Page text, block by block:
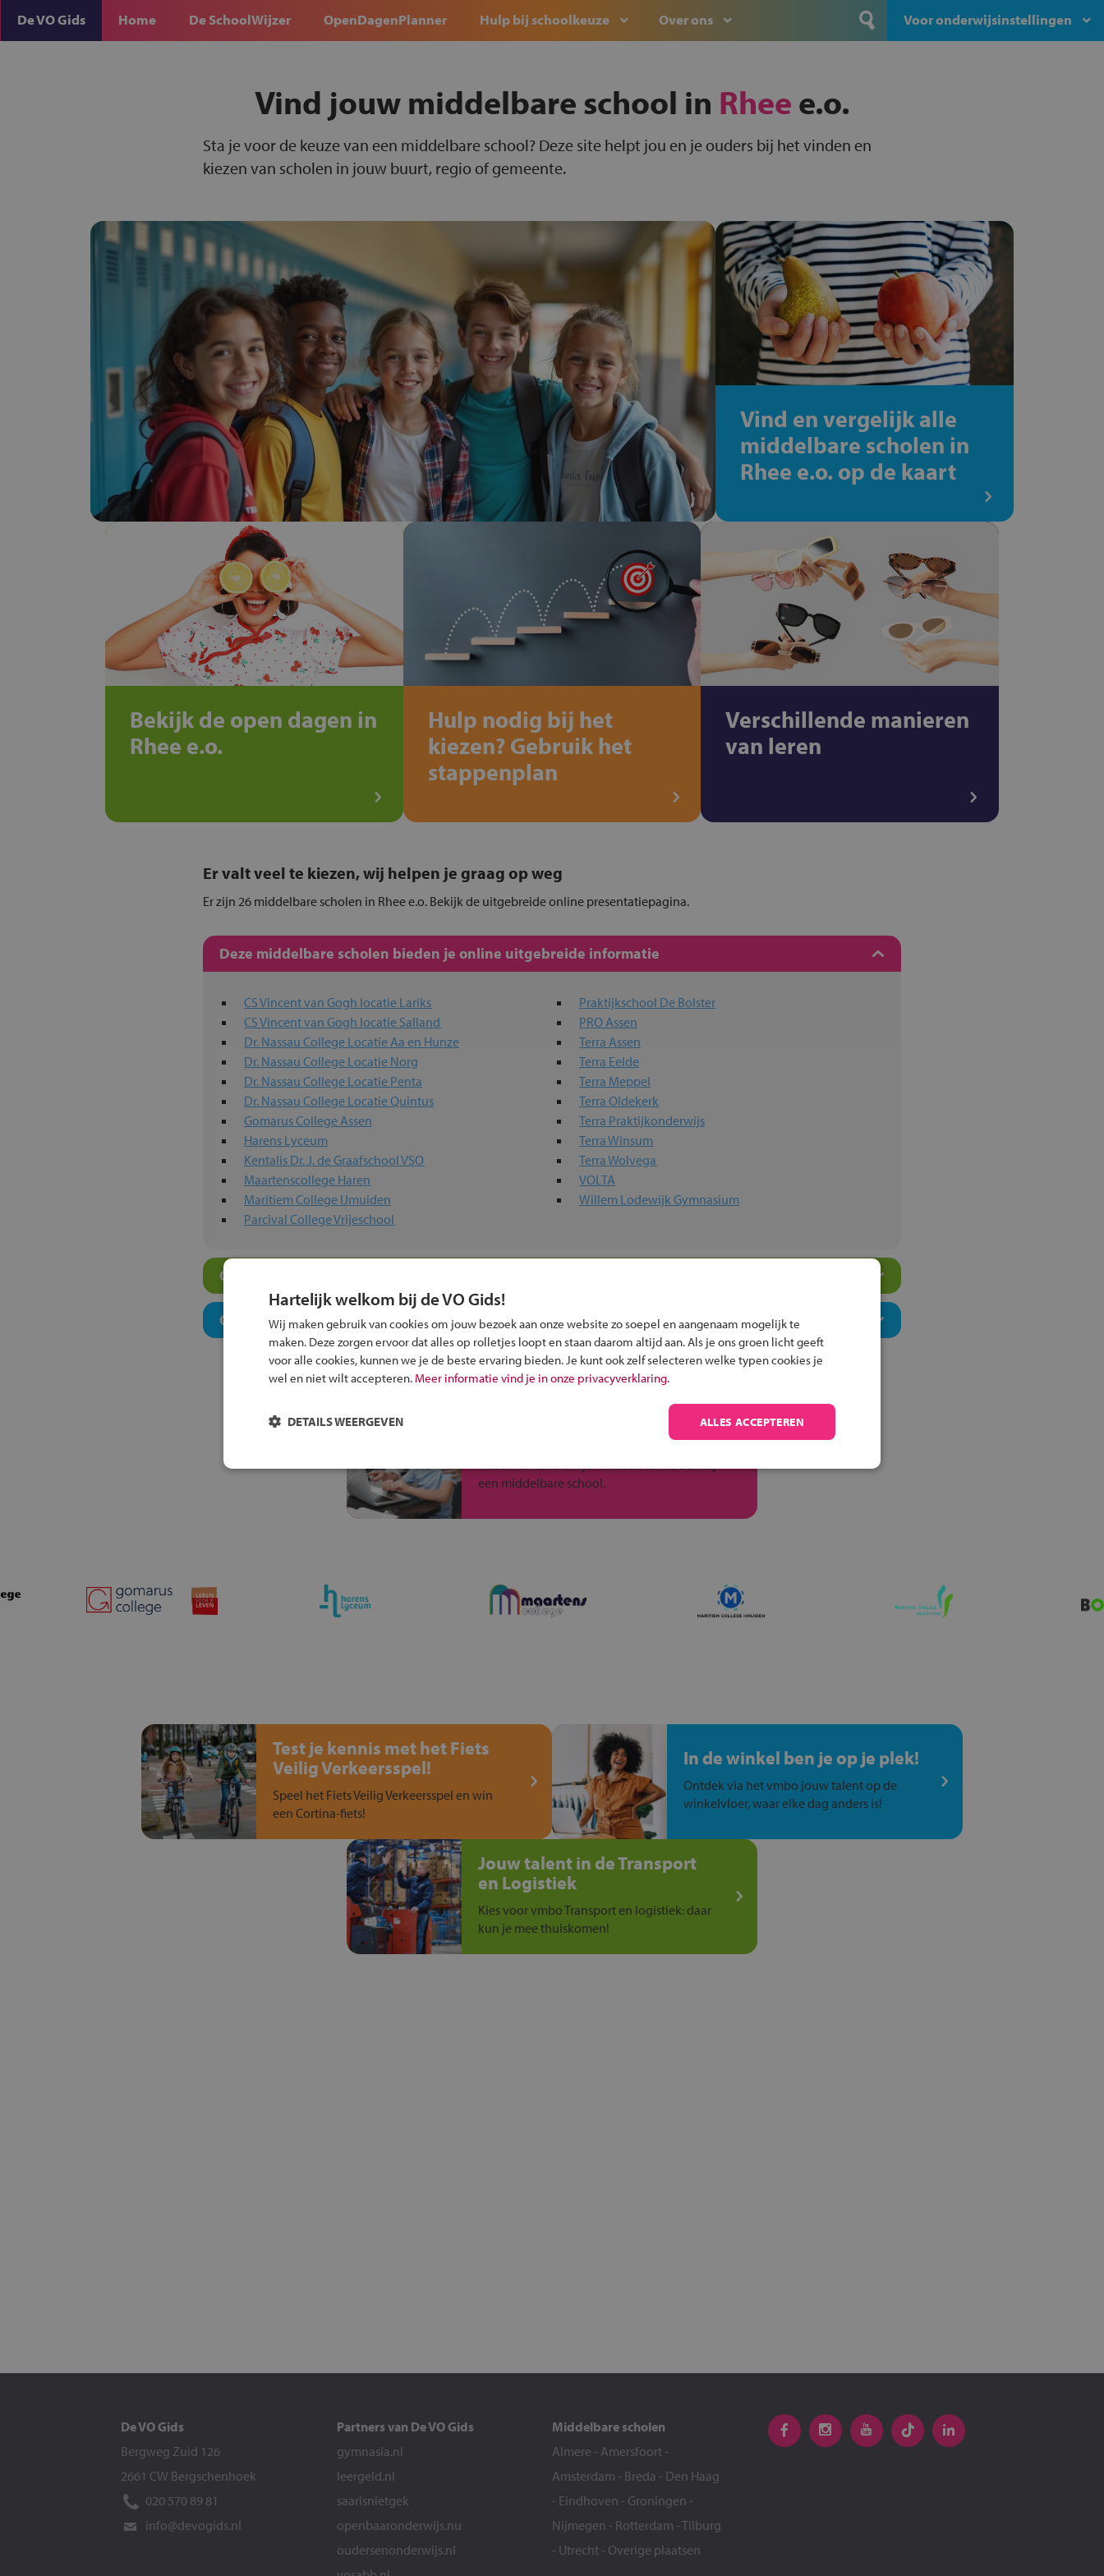
De VO Gids Home De SchoolWijzer OpenDagenPlanner Hulp bij schoolkeuze Over ons Voor onderwijsinstellingen
Vind jouw middelbare school in Rheee.o.
Sta je voor de keuze van een middelbare school? Deze site helpt jou en je ouders bij het vinden en
kiezen van scholen in jouw buurt, regio of gemeente.
Vind en vergelijk alle
middelbare scholen in
Rhee e.o. op de kaart
Bekijk de open dagen in
Rhee e.o.
Hulp nodig bij het
kiezen? Gebruik het
stappenplan
Verschillende manieren
van leren
Er valt veel te kiezen, wij helpen je graag op weg
Er zijn 26 middelbare scholen in Rhee e.o. Bekijk de uitgebreide online presentatiepagina.
Deze middelbare scholen bieden je online uitgebreide informatie
CS Vincent van Gogh locatie Lariks
CS Vincent van Gogh locatie Salland
Dr. Nassau College Locatie Aa en Hunze
Dr. Nassau College Locatie Norg
Dr. Nassau College Locatie Penta
Dr. Nassau College Locatie Quintus
Gomarus College Assen
Harens Lyceum
Kentalis Dr. J. de Graafschool VSO
Maartenscollege Haren
Maritiem College IJmuiden
Parcival College Vrijeschool
Praktijkschool De Bolster
PRO Assen
Terra Assen
Terra Eelde
Terra Meppel
Terra Oldekerk
Terra Praktijkonderwijs
Terra Winsum
Terra Wolvega
VOLTA
Willem Lodewijk Gymnasium
Overige scholen in jouw regio
Onderwijsconcepten en -niveaus
Alle informatie om je kind aan te melden bij
een middelbare school.
Test je kennis met het Fiets
Veilig Verkeersspel!
Speel het Fiets Veilig Verkeersspel en win
een Cortina-fiets!
In de winkel ben je op je plek!
Ontdek via het vmbo jouw talent op de
winkelvloer, waar elke dag anders is!
Jouw talent in de Transport
en Logistiek
Kies voor vmbo Transport en logistiek: daar
kun je mee thuiskomen!
De VO Gids
Bergweg Zuid 126
2661 CW Bergschenhoek
020 570 89 81
info@devogids.nl
Partners van De VO Gids
gymnasia.nl
leergeld.nl
saarisnietgek
openbaaronderwijs.nu
oudersenonderwijs.nl
Middelbare scholen
Almere - Amersfoort -
Amsterdam - Breda - Den Haag
- Eindhoven - Groningen -
Nijmegen - Rotterdam -Tilburg
- Utrecht - Overige plaatsen
Hartelijk welkom bij de VO Gids!
Wij maken gebruik van cookies om jouw bezoek aan onze website zo soepel en aangenaam mogelijk te
maken. Deze zorgen ervoor dat alles op rolletjes loopt en staan daarom altijd aan. Als je ons groen licht geeft
voor alle cookies, kunnen we je de beste ervaring bieden. Je kunt ook zelf selecteren welke typen cookies je
wel en niet wilt accepteren. Meer informatie vind je in onze privacyverklaring.
ALLES ACCEPTEREN
DETAILS WEERGEVEN